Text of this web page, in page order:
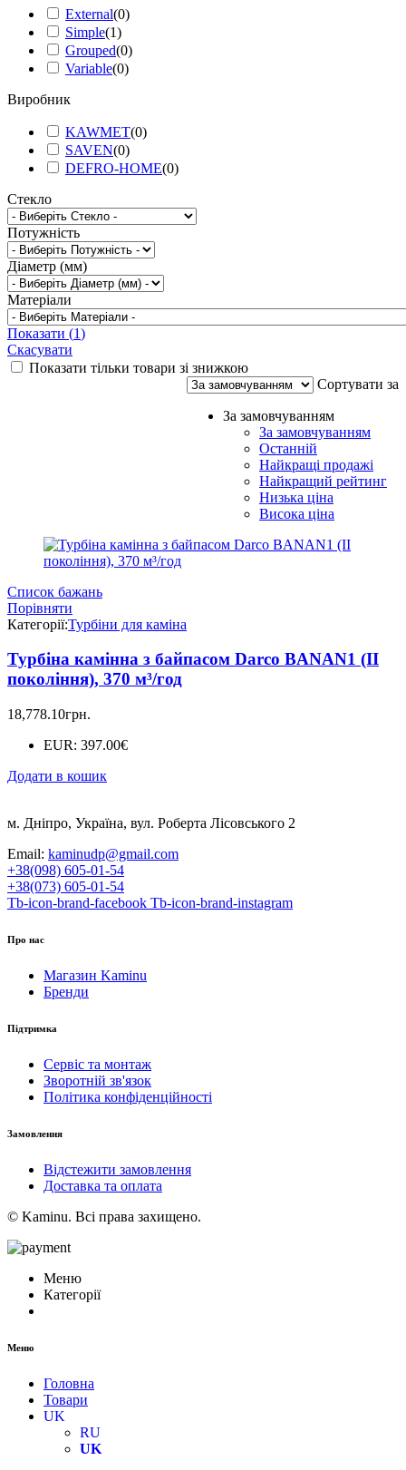
External(0)
Simple(1)
Grouped(0)
Variable(0)
Виробник
KAWMET(0)
SAVEN(0)
DEFRO-HOME(0)
Стекло
Потужність
Діаметр (мм)
Матеріали
Показати (1)
Скасувати
Показати тільки товари зі знижкою
Сортувати за
За замовчуванням
За замовчуванням
Останній
Найкращі продажі
Найкращий рейтинг
Низька ціна
Висока ціна
Список бажань
Порівняти
Категорії:Турбіни для каміна
Турбіна камінна з байпасом Darco BANAN1 (II
покоління), 370 м³/год
18,778.10грн.
EUR: 397.00€
Додати в кошик
м. Дніпро, Україна, вул. Роберта Лісовського 2
Email: kaminudp@gmail.com
+38(098) 605-01-54
+38(073) 605-01-54
Tb-icon-brand-facebook Tb-icon-brand-instagram
Про нас
Магазин Kaminu
Бренди
Підтримка
Сервіс та монтаж
Зворотній зв'язок
Політика конфіденційності
Замовлення
Відстежити замовлення
Доставка та оплата
© Kaminu. Всі права захищено.
Меню
Категорії
Меню
Головна
Товари
UK
RU
UK